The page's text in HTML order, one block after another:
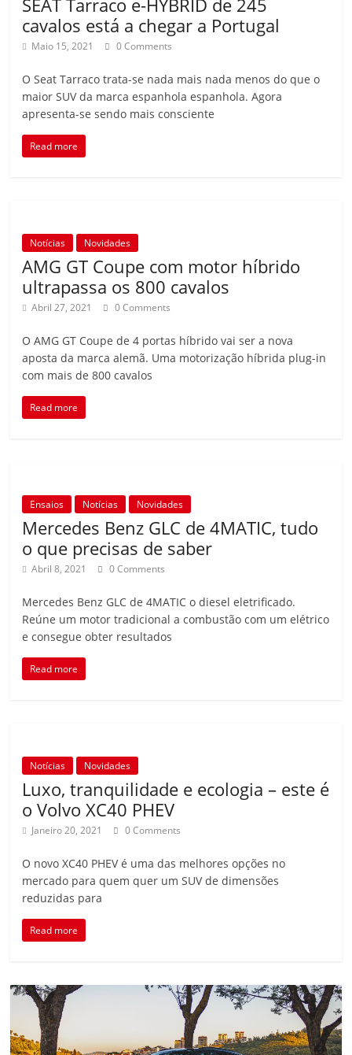
SEAT Tarraco e-HYBRID de 245
cavalos está a chegar a Portugal
Maio 15, 2021 0 Comments
O Seat Tarraco trata-se nada mais nada menos do que o
maior SUV da marca espanhola espanhola. Agora
apresenta-se sendo mais consciente
Read more
Notícias Novidades
AMG GT Coupe com motor híbrido
ultrapassa os 800 cavalos
Abril 27, 2021 0 Comments
O AMG GT Coupe de 4 portas híbrido vai ser a nova
aposta da marca alemã. Uma motorização híbrida plug-in
com mais de 800 cavalos
Read more
Ensaios Notícias Novidades
Mercedes Benz GLC de 4MATIC, tudo
o que precisas de saber
Abril 8, 2021 0 Comments
Mercedes Benz GLC de 4MATIC o diesel eletrificado.
Reúne um motor tradicional a combustão com um elétrico
e consegue obter resultados
Read more
Notícias Novidades
Luxo, tranquilidade e ecologia – este é
o Volvo XC40 PHEV
Janeiro 20, 2021 0 Comments
O novo XC40 PHEV é uma das melhores opções no
mercado para quem quer um SUV de dimensões
reduzidas para
Read more